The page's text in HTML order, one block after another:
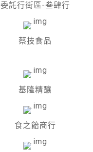
委託行街區-叁肆行
蔡技食品
基隆精釀
食之飴商行